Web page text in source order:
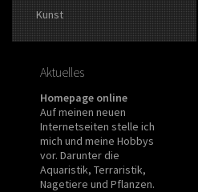
Kunst
Aktuelles
Homepage online
Auf meinen neuen
Internetseiten stelle ich
mich und meine Hobbys
vor. Darunter die
Aquaristik, Terraristik,
Nagetiere und Pflanzen.